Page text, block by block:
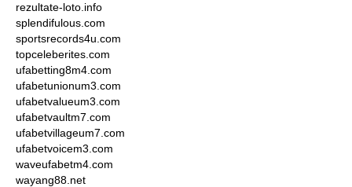
rezultate-loto.info
splendifulous.com
sportsrecords4u.com
topceleberites.com
ufabetting8m4.com
ufabetunionum3.com
ufabetvalueum3.com
ufabetvaultm7.com
ufabetvillageum7.com
ufabetvoicem3.com
waveufabetm4.com
wayang88.net